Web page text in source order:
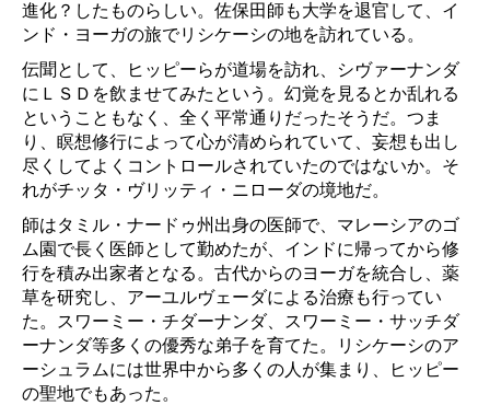
進化？したものらしい。佐保田師も大学を退官して、イ
ンド・ヨーガの旅でリシケーシの地を訪れている。
伝聞として、ヒッピーらが道場を訪れ、シヴァーナンダ
にＬＳＤを飲ませてみたという。幻覚を見るとか乱れる
ということもなく、全く平常通りだったそうだ。つま
り、瞑想修行によって心が清められていて、妄想も出し
尽くしてよくコントロールされていたのではないか。そ
れがチッタ・ヴリッティ・ニローダの境地だ。
師はタミル・ナードゥ州出身の医師で、マレーシアのゴ
ム園で長く医師として勤めたが、インドに帰ってから修
行を積み出家者となる。古代からのヨーガを統合し、薬
草を研究し、アーユルヴェーダによる治療も行ってい
た。スワーミー・チダーナンダ、スワーミー・サッチダ
ーナンダ等多くの優秀な弟子を育てた。リシケーシのア
ーシュラムには世界中から多くの人が集まり、ヒッピー
の聖地でもあった。